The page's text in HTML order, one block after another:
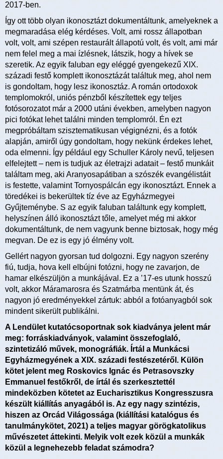
2017-ben.
Így ott több olyan ikonosztázt dokumentáltunk, amelyeknek a
megmaradása elég kérdéses. Volt, ami rossz állapotban
volt, volt, ami szépen restaurált állapotú volt, és volt, ami már
nem felel meg a mai ízlésnek, látszik, hogy a hívek se
szeretik. Az egyik faluban egy eléggé gyengekezű XIX.
századi festő komplett ikonosztázát találtuk meg, ahol nem
is gondoltam, hogy lesz ikonosztáz. A román ortodoxok
templomokról, uniós pénzből készítettek egy teljes
fotósorozatot már a 2000 utáni években, amelyben nagyon
pici fotókat lehet találni minden templomról. Én ezt
megpróbáltam szisztematikusan végignézni, és a fotók
alapján, amiről úgy gondoltam, hogy nekünk érdekes lehet,
oda elmenni. Így például egy Schuller Károly nevű, teljesen
elfelejtett – nem is tudjuk az életrajzi adatait – festő munkáit
találtam meg, aki Aranyosapátiban a szószék evangélistáit
is festette, valamint Tornyospálcán egy ikonosztázt. Ennek a
töredékei is bekerültek tíz éve az Egyházmegyei
Gyűjteménybe. S az egyik faluban találtunk egy komplett,
helyszínen álló ikonosztázt tőle, amelyet még mi akkor
dokumentáltunk, de nem vagyunk benne biztosak, hogy még
megvan. De ez is egy jó élmény volt.
Gellért nagyon gyorsan tud dolgozni. Egy nagyon szerény
fiú, tudja, hova kell elbújni fotózni, hogy ne zavarjon, de
hamar elkészüljön a munkájával. Ez a ’17-es utunk hosszú
volt, akkor Máramarosra és Szatmárba mentünk át, és
nagyon jó eredményekkel zártuk: abból a fotóanyagból sok
mindent sikerült publikálni.
A Lendület kutatócsoportnak sok kiadványa jelent már
meg: forráskiadványok, valamint összefoglaló,
szintetizáló művek, monográfiák. Írtál a Munkácsi
Egyházmegyének a XIX. századi festészetéről. Külön
kötet jelent meg Roskovics Ignác és Petrasovszky
Emmanuel festőkről, de írtál és szerkesztettél
mindeközben kötetet az Eucharisztikus Kongresszusra
készült kiállítás anyagából is. Az egy nagy szintézis,
hiszen az Orcád Világossága (kiállítási katalógus és
tanulmánykötet, 2021) a teljes magyar görögkatolikus
művészetet áttekinti. Melyik volt ezek közül a munkák
közül a legnehezebb feladat számodra?